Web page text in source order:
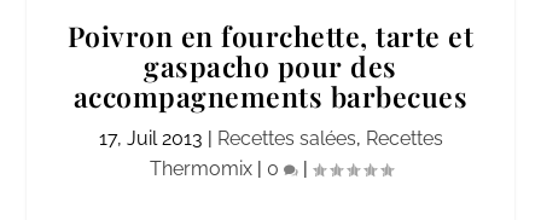
Poivron en fourchette, tarte et
gaspacho pour des
accompagnements barbecues
17, Juil 2013 | Recettes salées, Recettes
Thermomix| 0 |